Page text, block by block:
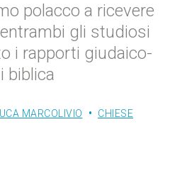
polacco a ricevere
gli studiosi
i rapporti giudaico-
biblica
LUCA MARCOLIVIO
CHIESE